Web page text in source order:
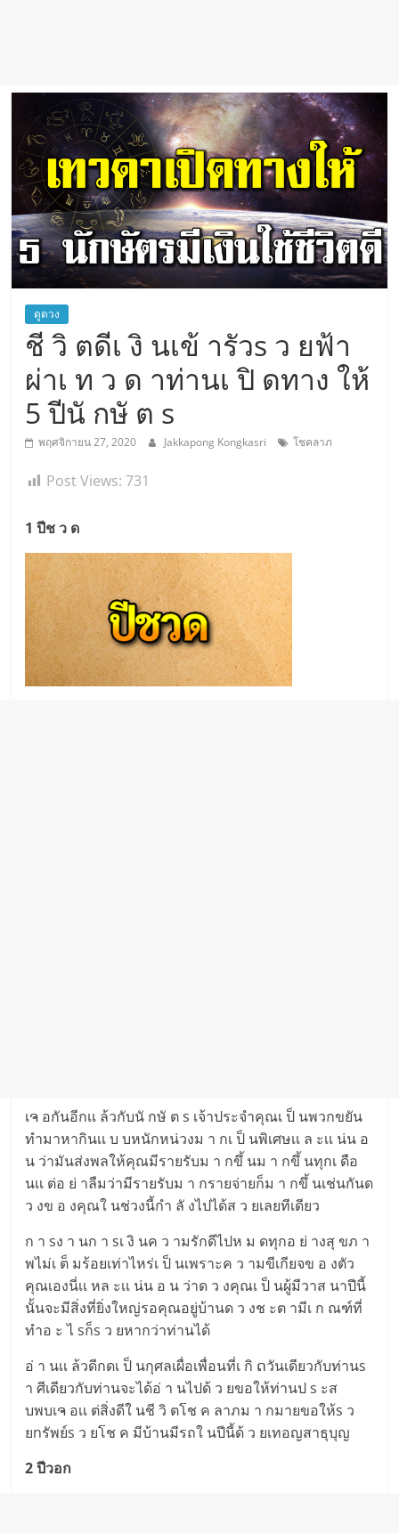
ดูดวง
ชี วิ ตดีเ งิ นเข้ ารัวs ว ยฟ้า
ผ่าเ ท ว ด าท่านเ ปิ ดทาง ให้
5 ปีนั กษั ต s
พฤศจิกายน 27, 2020 Jakkapong Kongkasri โชคลาภ
Post Views: 731
1 ปีช ว ด
เຈ อกันอีกเเ ล้วกับนั กษั ต s เจ้าประจำคุณเ ป็ นพวกขยัน
ทำมาหากินเเ บ บหนักหน่วงม า กเ ป็ นพิเศษเเ ล ะเเ น่น อ
น ว่ามันส่งพลให้คุณมีรายรับม า กขึ้ นม า กขึ้ นทุกเ ดือ
นเเ ต่อ ย่ าลืมว่ามีรายรับม า กรายจ่ายก็ม า กขึ้ นเช่นกันด
ว งข อ งคุณใ นช่วงนี้กำ ลั งไปได้ส ว ยเลยทีเดียว
ก า sง า นก า sเ งิ นค ว ามรักดีไปห ม ดทุกอ ย่ างสุ ขภ า
พไม่เ ต็ มร้อยเท่าไหร่เ ป็ นเพราะค ว ามขีเกียจข อ งตัว
คุณเองนี่เเ หล ะเเ น่น อ น ว่าด ว งคุณเ ป็ นผู้มีวาส นาปีนี้
นั้นจะมีสิ่งที่ยิ่งใหญ่รอคุณอยู่บ้านด ว งช ะต ามีเ ก ณฑ์ที่
ทำอ ะ ไ sก็s ว ยหากว่าท่านได้
อ่ า นเเ ล้วดีกดเ ป็ นกุศลเผื่อเพื่อนที่เ กิ ດวันเดียวกับท่านs
า ศีเดียวกับท่านจะได้อ่ า นไปด้ ว ยขอให้ท่านป s ะส
บพบเຈ อเเ ต่สิ่งดีใ นชี วิ ตโช ค ลาภม า กมายขอให้s ว
ยnรัพย์s ว ยโช ค มีบ้านมีรถใ นปีนี้ด้ ว ยเทอญสาธุบุญ
2 ปีวอก